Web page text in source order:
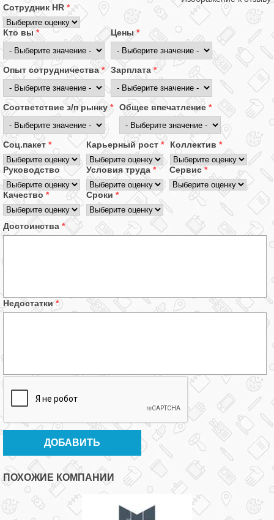
Сотрудник HR *
Кто вы* Цены*
Опыт сотрудничества* Зарплата*
Соответствие з/п рынку* Общее впечатление *
Соц.пакет * Карьерный рост * Коллектив *
Руководство Условия труда * Сервис*
Качество * Сроки *
Достоинства *
Недостатки*
ПОХОЖИЕ КОМПАНИИ